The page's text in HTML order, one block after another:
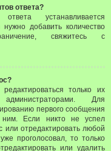
ответа?
устанавливается
добавить количество
свяжитесь с
только их
Для
первого сообщения
Если никто не успел
или отредактировать любой
проголосовал, то только
или удалить